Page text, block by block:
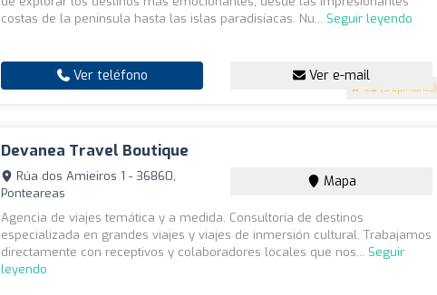
4.8 (5 opiniones)
costas de la península hasta las islas paradisíacas. Nu... Seguir leyendo
Ver teléfono Ver e-mail
Devanea Travel Boutique
Rúa dos Amieiros 1 - 36860,
Ponteareas
Mapa
Agencia de viajes temática y a medida. Consultoría de destinos
especializada en grandes viajes y viajes de inmersión cultural. Trabajamos
directamente con receptivos y colaboradores locales que nos... Seguir
leyendo